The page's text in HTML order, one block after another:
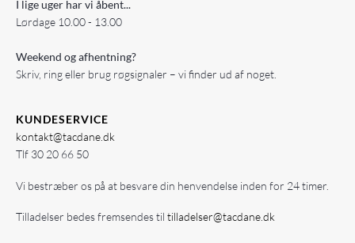
I lige uger har vi åbent...
Lørdage 10.00 - 13.00
Weekend og afhentning?
Skriv, ring eller brug røgsignaler – vi finder ud af noget.
KUNDESERVICE
kontakt@tacdane.dk
Tlf 30 20 66 50
Vi bestræber os på at besvare din henvendelse inden for 24 timer.
Tilladelser bedes fremsendes til tilladelser@tacdane.dk